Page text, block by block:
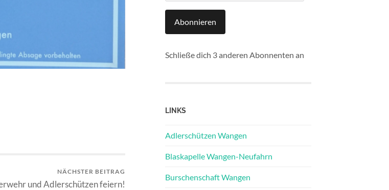
NÄCHSTER BEITRAG
und Adlerschützen feiern!
Abonnieren
Schließe dich 3 anderen Abonnenten an
LINKS
Adlerschützen Wangen
Blaskapelle Wangen-Neufahrn
Burschenschaft Wangen